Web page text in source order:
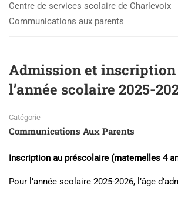
Centre de services scolaire de Charlevoix
Communications aux parents
Admission et
l’année scolaire 2025-
Catégorie
Communications Aux Parents
Inscription au préscolaire (maternelles 4
Pour l’année scolaire 2025-2026, l’âge